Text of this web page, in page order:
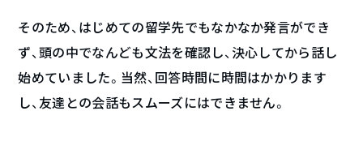
そのため、はじめての留学先でもなかなか発言ができ
ず、頭の中でなんども文法を確認し、決心してから話し
始めていました。当然、回答時間に時間はかかります
し、友達との会話もスムーズにはできません。